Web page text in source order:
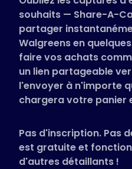
souhaits — Share-A-
partager
Walgreens en
faire vos achats
un lien partageable
l'envoyer à n'importe
chargera votre panier
Pas d'inscription. Pas
est gratuite et
d'autres détaillants !